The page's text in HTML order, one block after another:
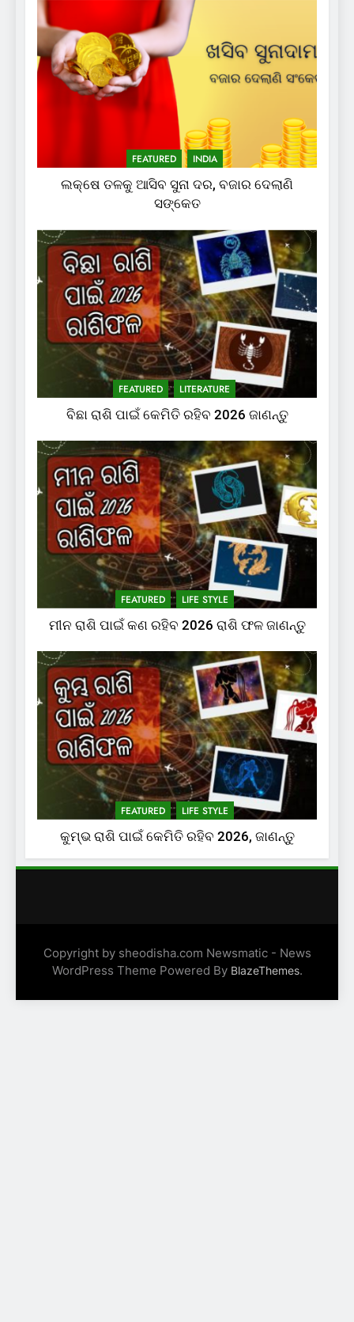
FEATURED INDIA
ଲକ୍ଷେ ତଳକୁ ଆସିବ ସୁନା ଦର, ବଜାର ଦେଲାଣି
ସଙ୍କେତ
FEATURED LITERATURE
ବିଛା ରାଶି ପାଇଁ କେମିତି ରହିବ 2026 ଜାଣନ୍ତୁ
FEATURED LIFE STYLE
ମୀନ ରାଶି ପାଇଁ କଣ ରହିବ 2026 ରାଶି ଫଳ ଜାଣନ୍ତୁ
FEATURED LIFE STYLE
କୁମ୍ଭ ରାଶି ପାଇଁ କେମିତି ରହିବ 2026, ଜାଣନ୍ତୁ
Copyright by sheodisha.com Newsmatic - News
WordPress Theme Powered By BlazeThemes.